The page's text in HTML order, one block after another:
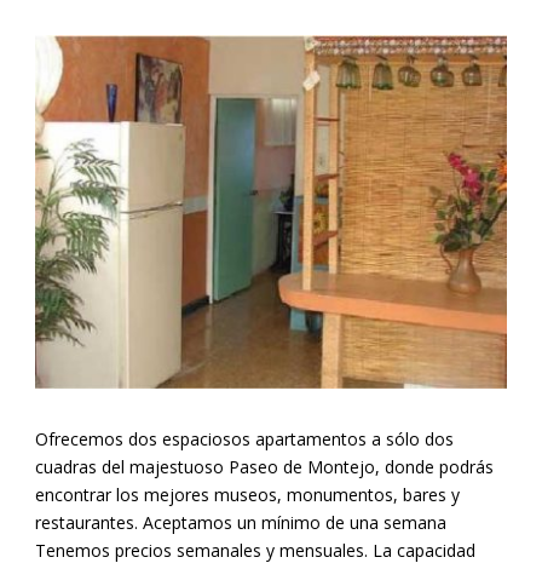
Ofrecemos dos espaciosos apartamentos a sólo dos
cuadras del majestuoso Paseo de Montejo, donde podrás
encontrar los mejores museos, monumentos, bares y
restaurantes. Aceptamos un mínimo de una semana
Tenemos precios semanales y mensuales. La capacidad